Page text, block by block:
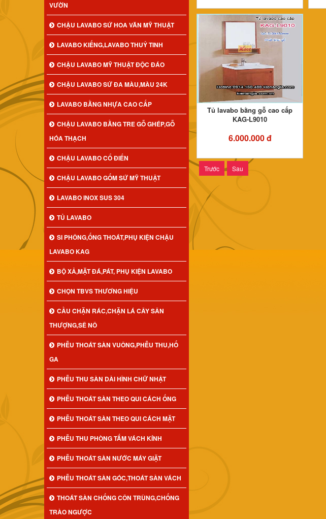
VƯỜN
CHẬU LAVABO SỨ HOA VĂN MỸ THUẬT
LAVABO KIẾNG,LAVABO THUỶ TINH
CHẬU LAVABO MỸ THUẬT ĐỘC ĐÁO
CHẬU LAVABO SỨ ĐA MÀU,MÀU 24K
LAVABO BẰNG NHỰA CAO CẤP
CHẬU LAVABO BẰNG TRE GỖ GHÉP,GỖ
HÓA THẠCH
CHẬU LAVABO CỔ ĐIỂN
CHẬU LAVABO GỐM SỨ MỸ THUẬT
LAVABO INOX SUS 304
TỦ LAVABO
SI PHÔNG,ỐNG THOÁT,PHỤ KIỆN CHẬU
LAVABO KAG
BỘ XẢ,MẶT ĐÁ,PÁT, PHỤ KIỆN LAVABO
CHỌN TBVS THƯƠNG HIỆU
CẦU CHẶN RÁC,CHẶN LÁ CÂY SÂN
THƯỢNG,SÊ NÔ
PHỄU THOÁT SÀN VUÔNG,PHỄU THU,HỐ
GA
PHỄU THU SÀN DÀI HÌNH CHỮ NHẬT
PHỄU THOÁT SÀN THEO QUI CÁCH ỐNG
PHỄU THOÁT SÀN THEO QUI CÁCH MẶT
PHỄU THU PHÒNG TẮM VÁCH KÍNH
PHỄU THOÁT SÀN NƯỚC MÁY GIẶT
PHỄU THOÁT SÀN GÓC,THOÁT SÀN VÁCH
THOÁT SÀN CHỐNG CÔN TRÙNG,CHỐNG
TRÀO NGƯỢC
Tủ lavabo bằng gỗ cao cấp
KAG-L9010
6.000.000 đ
Trước Sau